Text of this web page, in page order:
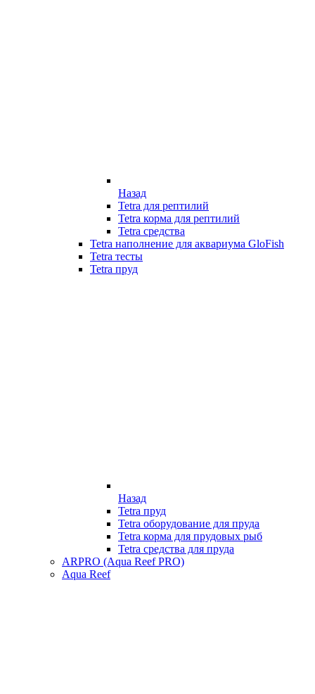
Назад
Tetra для рептилий
Tetra корма для рептилий
Tetra средства
Tetra наполнение для аквариума GloFish
Tetra тесты
Tetra пруд
Назад
Tetra пруд
Tetra оборудование для пруда
Tetra корма для прудовых рыб
Tetra средства для пруда
ARPRO (Aqua Reef PRO)
Aqua Reef